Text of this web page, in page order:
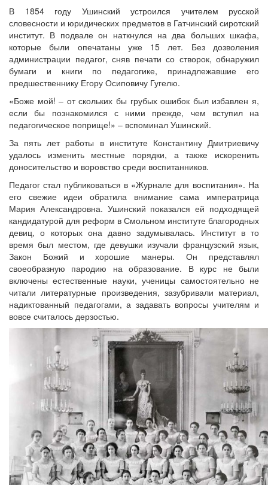
В 1854 году Ушинский устроился учителем русской
словесности и юридических предметов в Гатчинский сиротский
институт. В подвале он наткнулся на два больших шкафа,
которые были опечатаны уже 15 лет. Без дозволения
администрации педагог, сняв печати со створок, обнаружил
бумаги и книги по педагогике, принадлежавшие его
предшественнику Егору Осиповичу Гугелю.
«Боже мой! – от скольких бы грубых ошибок был избавлен я,
если бы познакомился с ними прежде, чем вступил на
педагогическое поприще!» – вспоминал Ушинский.
За пять лет работы в институте Константину Дмитриевичу
удалось изменить местные порядки, а также искоренить
доносительство и воровство среди воспитанников.
Педагог стал публиковаться в «Журнале для воспитания». На
его свежие идеи обратила внимание сама императрица
Мария Александровна. Ушинский показался ей подходящей
кандидатурой для реформ в Смольном институте благородных
девиц, о которых она давно задумывалась. Институт в то
время был местом, где девушки изучали французский язык,
Закон Божий и хорошие манеры. Он представлял
своеобразную пародию на образование. В курс не были
включены естественные науки, ученицы самостоятельно не
читали литературные произведения, зазубривали материал,
надиктованный педагогами, а задавать вопросы учителям и
вовсе считалось дерзостью.